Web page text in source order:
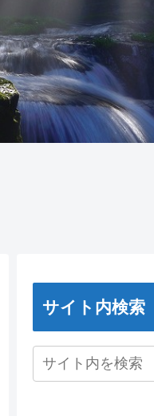
サイト内検索